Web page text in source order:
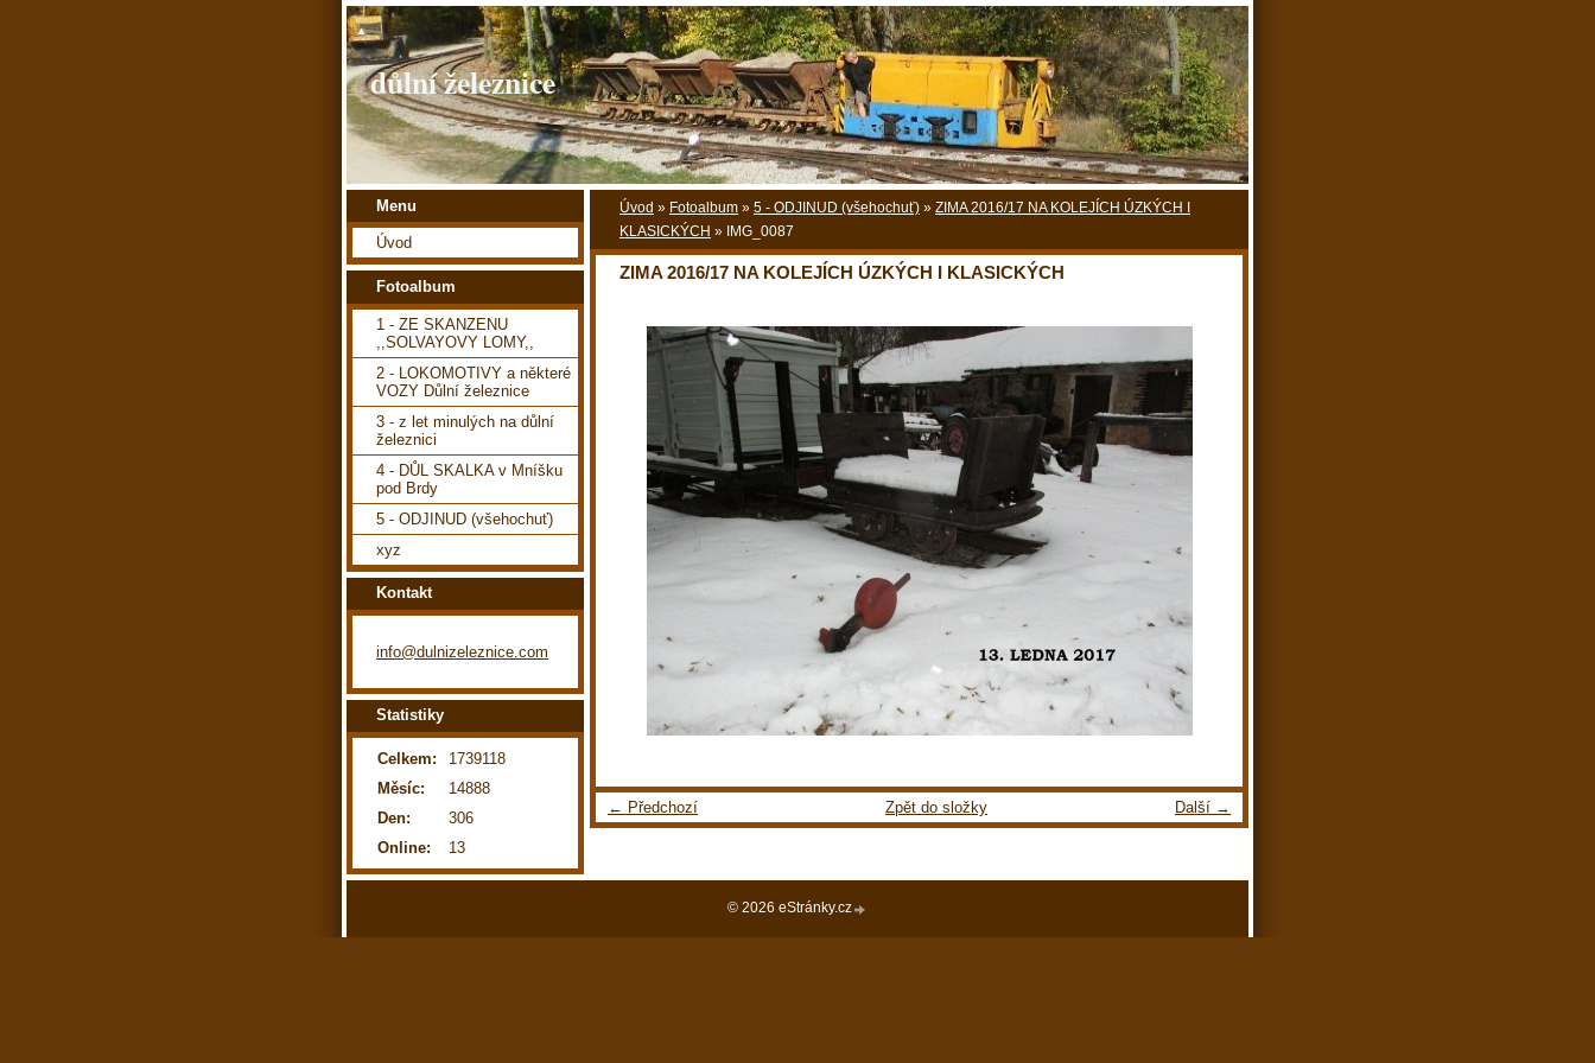
důlní železnice
Úvod » Fotoalbum » 5 - ODJINUD (všehochuť) » ZIMA 2016/17 NA KOLEJÍCH ÚZKÝCH I
KLASICKÝCH » IMG_0087
ZIMA 2016/17 NA KOLEJÍCH ÚZKÝCH I KLASICKÝCH
← Předchozí Další →
Zpět do složky
Menu
Úvod
Fotoalbum
1 - ZE SKANZENU
,,SOLVAYOVY LOMY,,
2 - LOKOMOTIVY a některé
VOZY Důlní železnice
3 - z let minulých na důlní
železnici
4 - DŮL SKALKA v Mníšku
pod Brdy
5 - ODJINUD (všehochuť)
xyz
Kontakt
info@dulnizeleznice.com
Statistiky
Online: 13
Celkem:
1739118
Měsíc:
14888
Den:
306
© 2026 eStránky.cz